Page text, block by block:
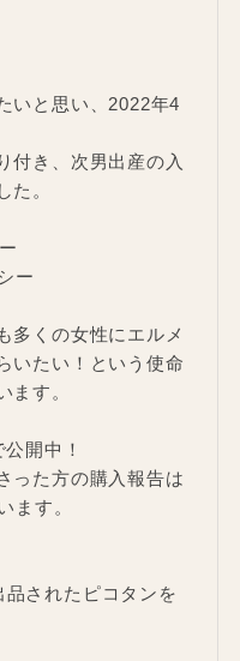
いと思い、2022年4
付き、次男出産の入
た。
ー
多くの女性にエルメ
いたい！という使命
ます。
開中！
った方の購入報告は
ます。
されたピコタンを